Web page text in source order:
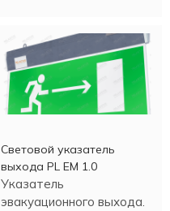
Световой указатель
выхода PL EM 1.0
Указатель
эвакуационного выхода.